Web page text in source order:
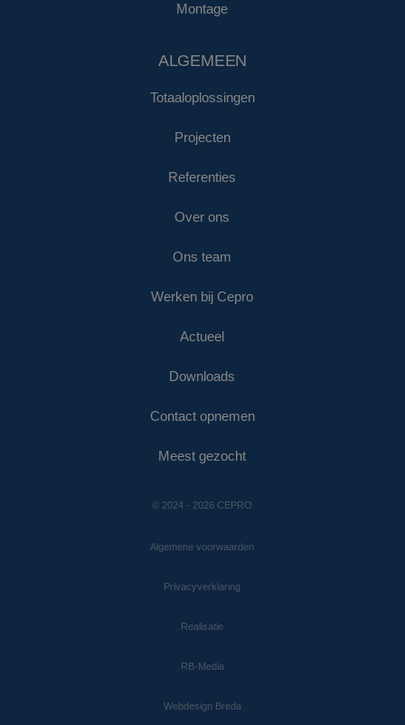
Montage
ALGEMEEN
Totaaloplossingen
Projecten
Referenties
Over ons
Ons team
Werken bij Cepro
Actueel
Downloads
Contact opnemen
Meest gezocht
© 2024 - 2026 CEPRO
Algemene voorwaarden
Privacyverklaring
Realisatie
RB-Media
Webdesign Breda